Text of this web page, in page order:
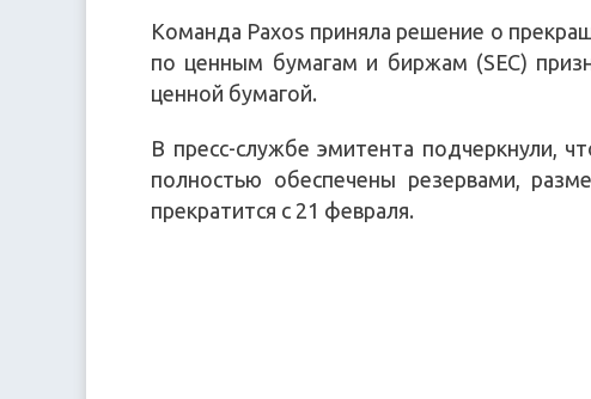
Команда Paxos приняла решение о
по ценным бумагам и биржам (SEC)
ценной бумагой.
В пресс-службе эмитента подчеркнули,
полностью обеспечены резервами,
прекратится с 21 февраля.